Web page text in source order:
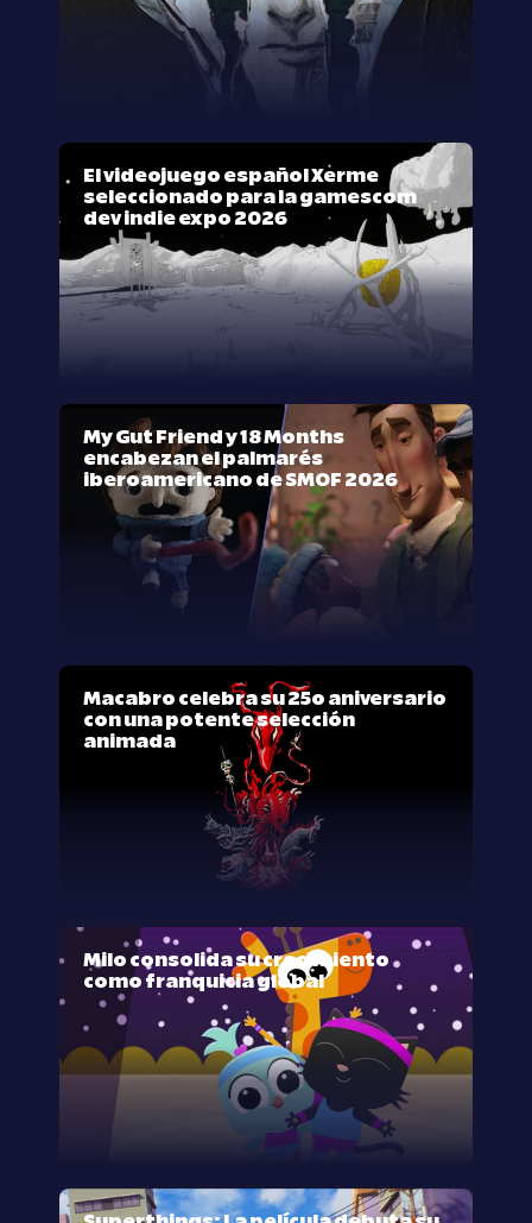
El videojuego español Xerme
seleccionado para la gamescom
dev indie expo 2026
My Gut Friend y 18 Months
encabezan el palmarés
iberoamericano de SMOF 2026
Macabro celebra su 25º aniversario
con una potente selección
animada
Milo consolida su crecimiento
como franquicia global